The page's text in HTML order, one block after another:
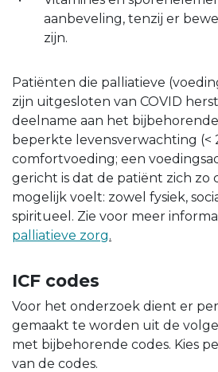
aanbeveling, tenzij er
zijn.
Patiënten die palliatieve
zijn uitgesloten van COVID
deelname aan het
beperkte levensverwachting (<
comfortvoeding; een
gericht is dat de patiënt zich zo
mogelijk voelt: zowel fysiek,
spiritueel. Zie voor meer
palliatieve zorg.
ICF codes
Voor het onderzoek dient er
gemaakt te worden uit de
met bijbehorende codes. Kies
van de codes.